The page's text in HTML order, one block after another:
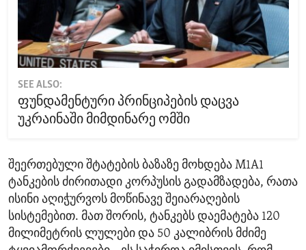
SEE ALSO:
ფუნდამენტური პრინციპების დაცვა
უკრაინაში მიმდინარე ომში
შეერთებული შტატების ბაზაზე მოხდება M1A1
ტანკების ძირითადი კორპუსის გადამზადება, რათა
ისინი აღიჭურვოს მოწინავე შეიარაღების
სისტემებით. მათ შორის, ტანკებს დაემატება 120
მილიმეტრის ლულები და 50 კალიბრის მძიმე